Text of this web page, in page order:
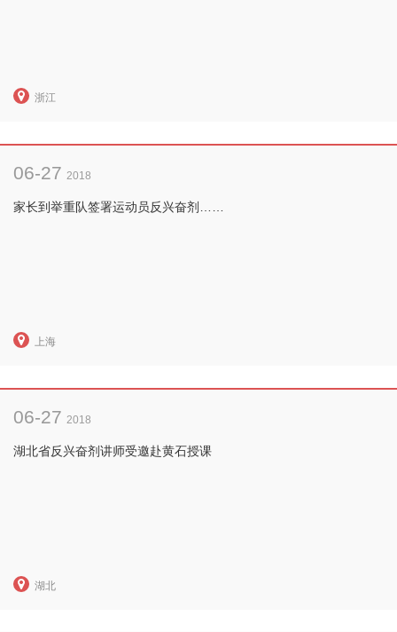
浙江
06-27 2018
家长到举重队签署运动员反兴奋剂……
上海
06-27 2018
湖北省反兴奋剂讲师受邀赴黄石授课
湖北